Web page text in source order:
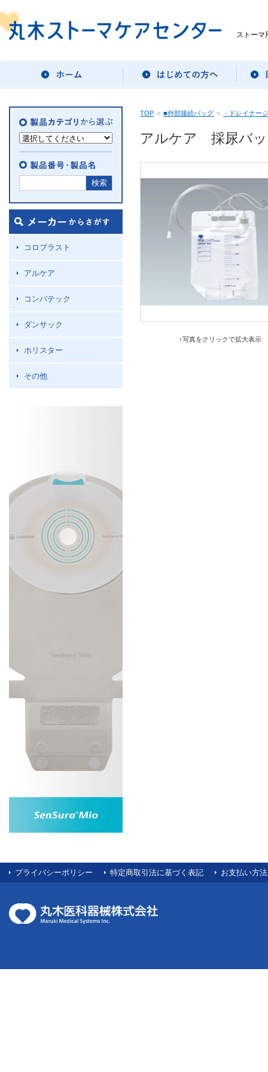
ストーマ
コロプラスト
アルケア
コンバテック
ダンサック
ホリスター
その他
TOP > ■外部接続バッグ > - ドレイナー
アルケア 採尿バ
↑写真をクリックで拡大表示
プライバシーポリシー 特定商取引法に基づく表記 お支払い方